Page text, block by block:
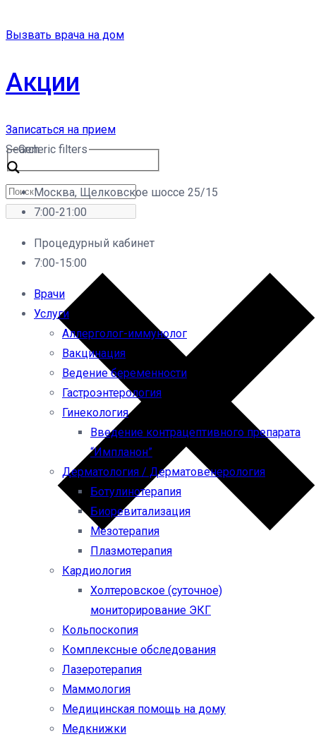
Вызвать врача на дом
Акции
Записаться на прием
Search
Generic filters
Москва, Щелковское шоссе 25/15
7:00-21:00
Процедурный кабинет
7:00-15:00
Врачи
Услуги
Аллерголог-иммунолог
Вакцинация
Ведение беременности
Гастроэнтерология
Гинекология
Введение контрацептивного препарата
“Импланон”
Дерматология / Дерматовенерология
Ботулинотерапия
Биоревитализация
Мезотерапия
Плазмотерапия
Кардиология
Холтеровское (суточное)
мониторирование ЭКГ
Кольпоскопия
Комплексные обследования
Лазеротерапия
Маммология
Медицинская помощь на дому
Медкнижки